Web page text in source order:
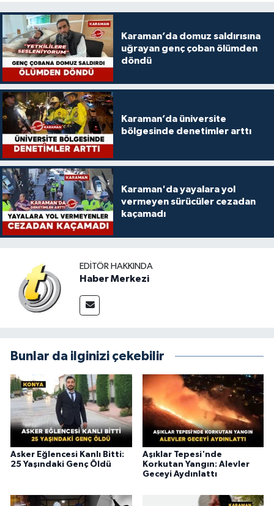
Karaman’da domuz saldırısına
uğrayan genç çoban ölümden
döndü
Karaman’da üniversite
bölgesinde denetimler arttı
Karaman'da yayalara yol
vermeyen sürücüler cezadan
kaçamadı
EDITÖR HAKKINDA
Haber Merkezi
Bunlar da ilginizi çekebilir
Asker Eğlencesi Kanlı Bitti:
25 Yaşındaki Genç Öldü
Aşıklar Tepesi'nde
Korkutan Yangın: Alevler
Geceyi Aydınlattı